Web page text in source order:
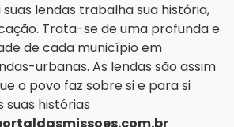
lendas trabalha sua história,
Trata-se de uma profunda e
de cada município em
urbanas. As lendas são assim
o povo faz sobre si e para si
suas histórias